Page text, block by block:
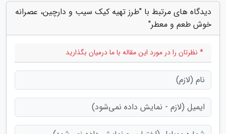
دیدگاه های مرتبط با "طرز تهیه کیک سیب و دارچین، عصرانه
خوش طعم و معطر"
* نظرتان را در مورد این مقاله با ما درمیان بگذارید